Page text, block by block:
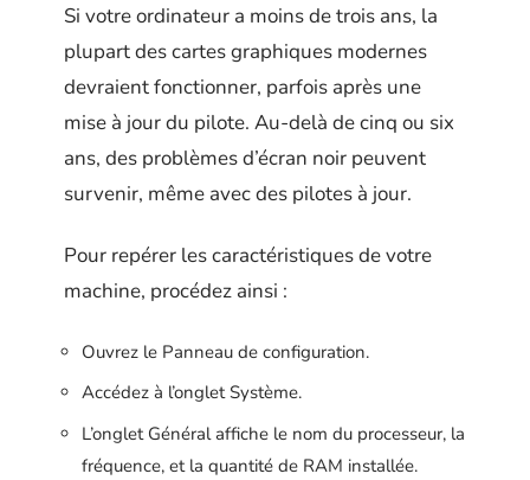
Si votre ordinateur a moins de trois ans, la
plupart des cartes graphiques modernes
devraient fonctionner, parfois après une
mise à jour du pilote. Au-delà de cinq ou six
ans, des problèmes d’écran noir peuvent
survenir, même avec des pilotes à jour.
Pour repérer les caractéristiques de votre
machine, procédez ainsi :
Ouvrez le Panneau de configuration.
Accédez à l’onglet Système.
L’onglet Général affiche le nom du processeur, la
fréquence, et la quantité de RAM installée.